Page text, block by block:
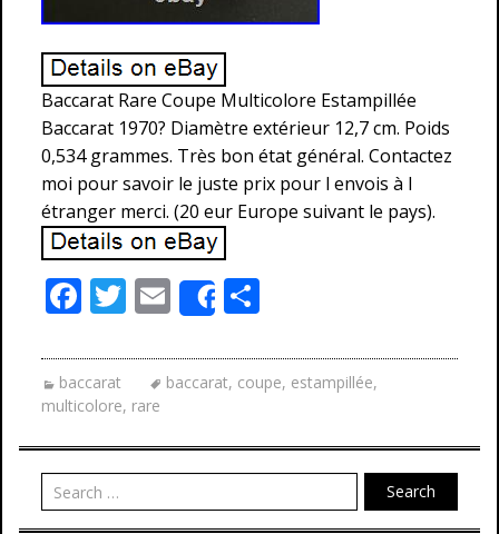
Baccarat Rare Coupe Multicolore Estampillée
Baccarat 1970? Diamètre extérieur 12,7 cm. Poids
0,534 grammes. Très bon état général. Contactez
moi pour savoir le juste prix pour l envois à l
étranger merci. (20 eur Europe suivant le pays).
F
e
b
o
o
k
T
itt
er
E
m
ai
l
Share
ta
g
er
baccarat baccarat, coupe, estampillée,
multicolore, rare
Search